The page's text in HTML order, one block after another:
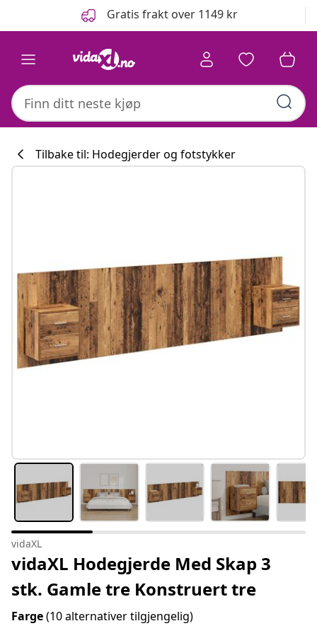
Gratis frakt over 1149 kr
Tilbake til: Hodegjerder og fotstykker
vidaXL
vidaXL Hodegjerde Med Skap 3
stk. Gamle tre Konstruert tre
Farge(10 alternativer tilgjengelig)